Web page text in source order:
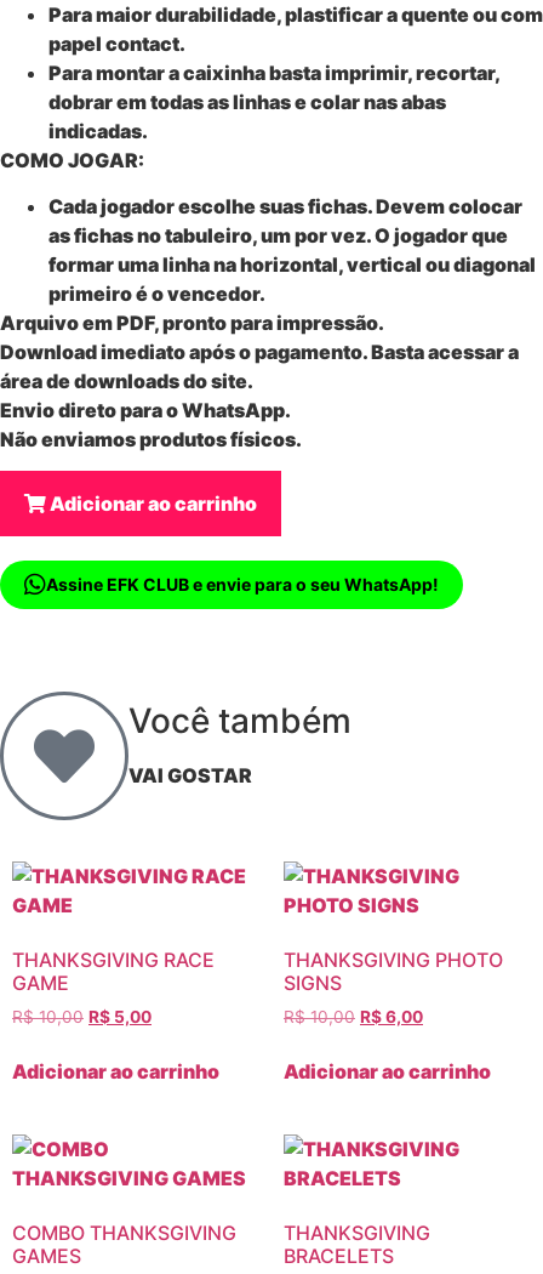
Para maior durabilidade, plastificar a quente ou com
papel contact.
Para montar a caixinha basta imprimir, recortar,
dobrar em todas as linhas e colar nas abas
indicadas.
COMO JOGAR:
Cada jogador escolhe suas fichas. Devem colocar
as fichas no tabuleiro, um por vez. O jogador que
formar uma linha na horizontal, vertical ou diagonal
primeiro é o vencedor.
Arquivo em PDF, pronto para impressão.
Download imediato após o pagamento. Basta acessar a
área de downloads do site.
Envio direto para o WhatsApp.
Não enviamos produtos físicos.
Adicionar ao carrinho
Assine EFK CLUB e envie para o seu WhatsApp!
Você também
VAI GOSTAR
THANKSGIVING RACE
GAME
R$10,00 R$ 5,00
Adicionar ao carrinho
THANKSGIVING PHOTO
SIGNS
R$10,00 R$6,00
Adicionar ao carrinho
COMBO THANKSGIVING
GAMES
THANKSGIVING
BRACELETS